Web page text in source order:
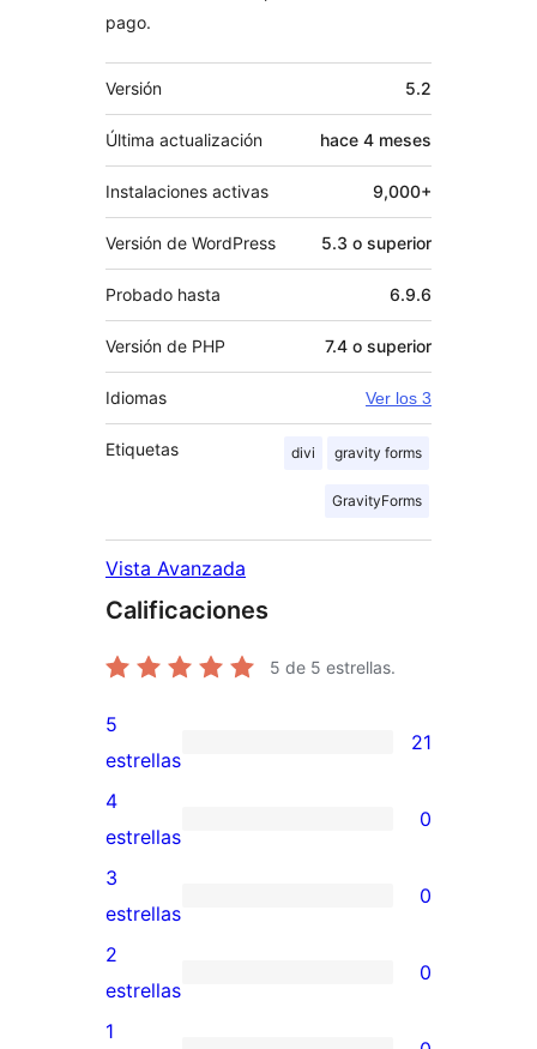
pago.
Meta
Versión 5.2
Última actualización hace 4 meses
Instalaciones activas 9,000+
Versión de WordPress 5.3 o superior
Probado hasta 6.9.6
Versión de PHP 7.4 o superior
Idiomas Ver los 3
Etiquetas divi gravity forms
GravityForms
Vista Avanzada
Calificaciones
5 de 5 estrellas.
21
valoraciones
de
5
estrellas
5
estrellas
21
0
valoraciones
de
4
estrellas
4
estrellas
0
0
valoraciones
de
3
3
estrellas
0
0
valoraciones
2
estrellas
0
1